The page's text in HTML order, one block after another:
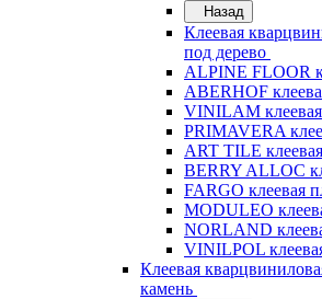
Назад
Клеевая
под дерево
ALPINE FLOOR
ABERHOF
VINILAM
PRIMAVERA
ART TILE
BERRY ALLOC
FARGO клеевая
MODULEO
NORLAND
VINILPOL
Клеевая
камень